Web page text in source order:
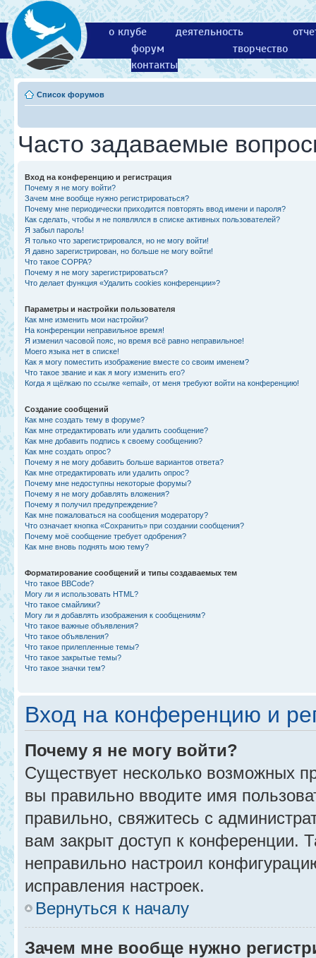
о клубе деятельность
форум
творчество
контакты
Список форумов
Часто задаваемые
Вход на конференцию и регистрация
Почему я не могу войти?
Зачем мне вообще нужно регистрироваться?
Почему мне периодически приходится повторять ввод имени и пароля?
Как сделать, чтобы я не появлялся в списке активных пользователей?
Я забыл пароль!
Я только что зарегистрировался, но не могу войти!
Я давно зарегистрирован, но больше не могу войти!
Что такое COPPA?
Почему я не могу зарегистрироваться?
Что делает функция «Удалить cookies конференции»?
Параметры и настройки пользователя
Как мне изменить мои настройки?
На конференции неправильное время!
Я изменил часовой пояс, но время всё равно неправильное!
Моего языка нет в списке!
Как я могу поместить изображение вместе со своим именем?
Что такое звание и как я могу изменить его?
Когда я щёлкаю по ссылке «email», от меня требуют войти на конференцию!
Создание сообщений
Как мне создать тему в форуме?
Как мне отредактировать или удалить сообщение?
Как мне добавить подпись к своему сообщению?
Как мне создать опрос?
Почему я не могу добавить больше вариантов ответа?
Как мне отредактировать или удалить опрос?
Почему мне недоступны некоторые форумы?
Почему я не могу добавлять вложения?
Почему я получил предупреждение?
Как мне пожаловаться на сообщения модератору?
Что означает кнопка «Сохранить» при создании сообщения?
Почему моё сообщение требует одобрения?
Как мне вновь поднять мою тему?
Форматирование сообщений и типы создаваемых тем
Что такое BBCode?
Могу ли я использовать HTML?
Что такое смайлики?
Могу ли я добавлять изображения к сообщениям?
Что такое важные объявления?
Что такое объявления?
Что такое прилепленные темы?
Что такое закрытые темы?
Что такое значки тем?
Вход на конференцию и
Почему я не могу войти?
Существует несколько возможных
вы правильно вводите имя
правильно, свяжитесь с
вам закрыт доступ к конференции.
неправильно настроил
исправления настроек.
Вернуться к началу
Зачем мне вообще нужно